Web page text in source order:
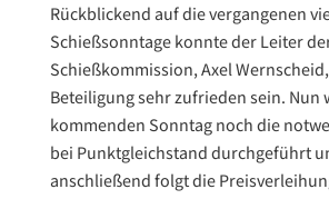
Rückblickend auf die vergangenen
Schießsonntage konnte der Leiter
Schießkommission, Axel
Beteiligung sehr zufrieden sein. Nun
kommenden Sonntag noch die
bei Punktgleichstand durchgeführt
anschließend folgt die